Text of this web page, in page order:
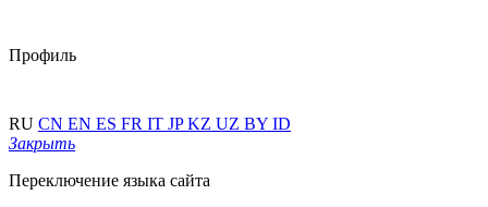
Профиль
RU CN EN ES FR IT JPKZ UZ BY ID
Закрыть
Переключение языка сайта